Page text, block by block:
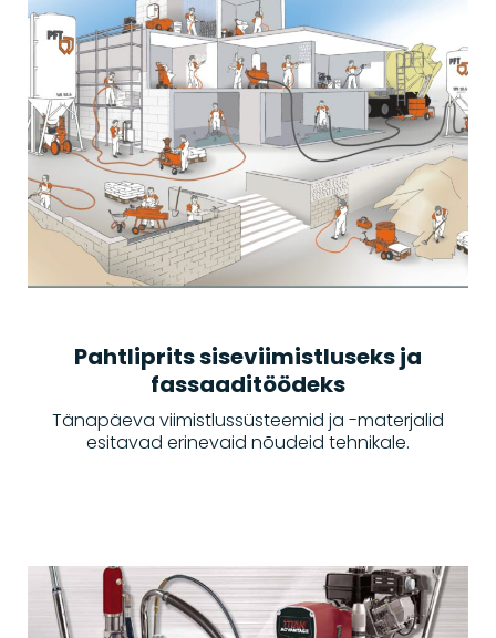
Pahtliprits siseviimistluseks ja
fassaaditöödeks
Tänapäeva viimistlussüsteemid ja -materjalid
esitavad erinevaid nõudeid tehnikale.